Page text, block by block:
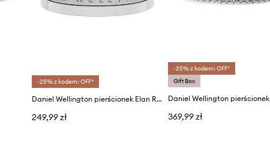
-25% z kodem: OFF*
Daniel Wellington pierścionek Elan Ring S 54
249,99 zł
-25% z kodem: OFF*
Gift Box
Daniel Wellington pierścionek
369,99 zł